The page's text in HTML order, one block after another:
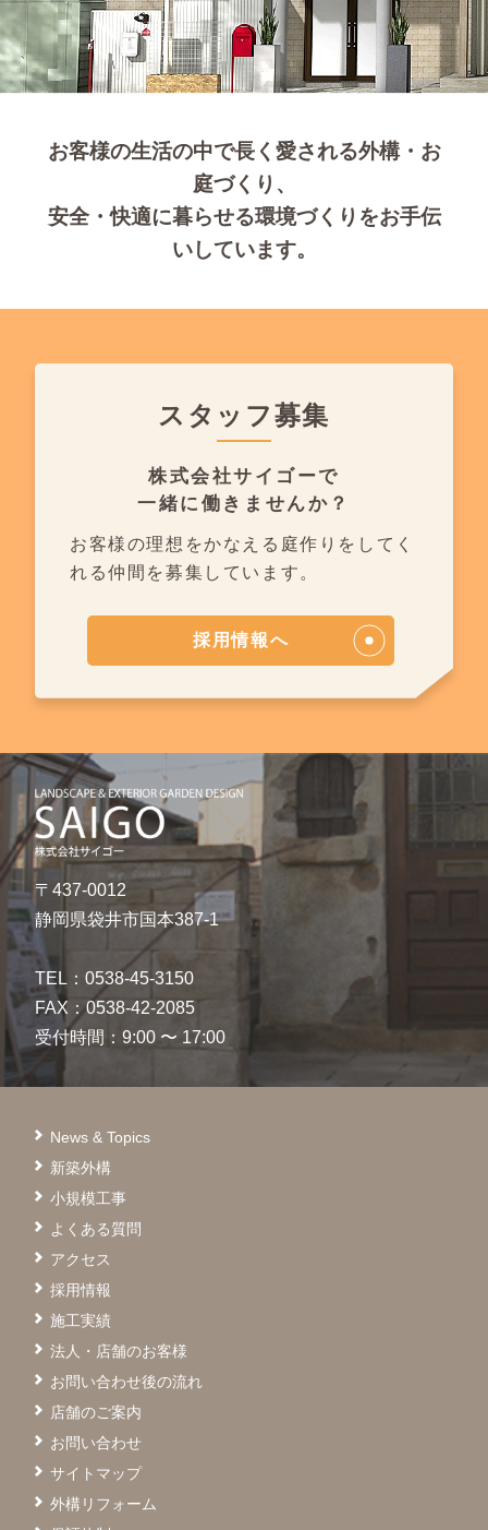
お客様の生活の中で長く愛される外構・お
庭づくり、
安全・快適に暮らせる環境づくりをお手伝
いしています。
スタッフ募集
株式会社サイゴーで
一緒に働きませんか？
お客様の理想をかなえる庭作りを してく
れる仲間を募集しています。
採用情報へ
〒437-0012
静岡県袋井市国本387-1
TEL：0538-45-3150
FAX：0538-42-2085
受付時間：9:00 〜 17:00
News & Topics
新築外構
小規模工事
よくある質問
アクセス
採用情報
施工実績
法人・店舗のお客様
お問い合わせ後の流れ
店舗のご案内
お問い合わせ
サイトマップ
外構リフォーム